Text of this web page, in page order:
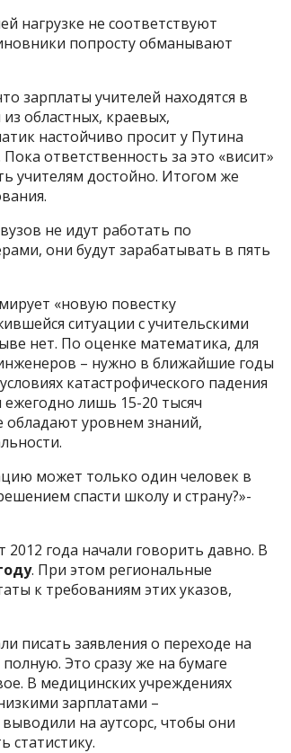
нагрузке не соответствуют
попросту обманывают
зарплаты учителей находятся в
областных, краевых,
настойчиво просит у Путина
ответственность за это «висит»
учителям достойно. Итогом же
не идут работать по
они будут зарабатывать в пять
«новую повестку
ситуации с учительскими
нет. По оценке математика, для
– нужно в ближайшие годы
катастрофического падения
лишь 15-20 тысяч
обладают уровнем знаний,
может только один человек в
спасти школу и страну?»-
года начали говорить давно. В
. При этом региональные
к требованиям этих указов,
писать заявления о переходе на
Это сразу же на бумаге
В медицинских учреждениях
зарплатами –
на аутсорс, чтобы они
статистику.